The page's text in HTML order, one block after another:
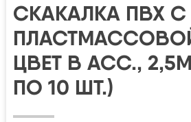
СКАКАЛКА ПВХ С
ЦВЕТ В АСС.,
ПО 10 ШТ.)